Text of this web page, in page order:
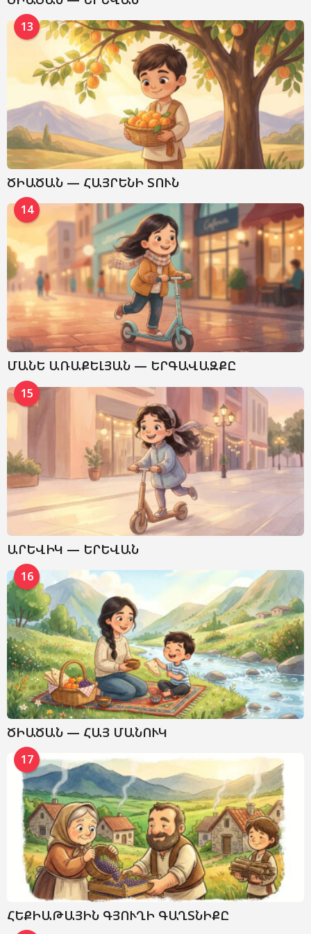
13
ԾԻԱԾԱՆ — ՀԱՅՐԵՆԻ ՏՈՒՆ
14
ՄԱՆԵ ԱՌԱՔԵԼՅԱՆ — ԵՐԳԱՎԱԶՔԸ
15
ԱՐԵՎԻԿ — ԵՐԵՎԱՆ
16
ԾԻԱԾԱՆ — ՀԱՅ ՄԱՆՈՒԿ
17
ՀԵՔԻԱԹԱՅԻՆ ԳՅՈՒՂԻ ԳԱՂՏՆԻՔԸ